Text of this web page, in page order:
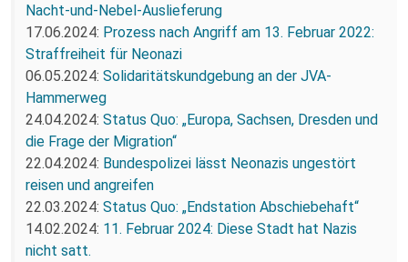
Nacht-und-Nebel-Auslieferung
17.06.2024: Prozess nach Angriff am 13. Februar 2022:
Straffreiheit für Neonazi
06.05.2024: Solidaritätskundgebung an der JVA-
Hammerweg
24.04.2024: Status Quo: „Europa, Sachsen, Dresden und
die Frage der Migration“
22.04.2024: Bundespolizei lässt Neonazis ungestört
reisen und angreifen
22.03.2024: Status Quo: „Endstation Abschiebehaft“
14.02.2024: 11. Februar 2024: Diese Stadt hat Nazis
nicht satt.